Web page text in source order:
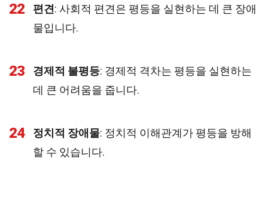
22 편견 : 사회적 편견은 평등을 실현하는 데 큰 장애
물입니다.
23 경제적 불평등: 경제적 격차는 평등을 실현하는
데 큰 어려움을 줍니다.
24 정치적 장애물: 정치적 이해관계가 평등을 방해
할 수 있습니다.